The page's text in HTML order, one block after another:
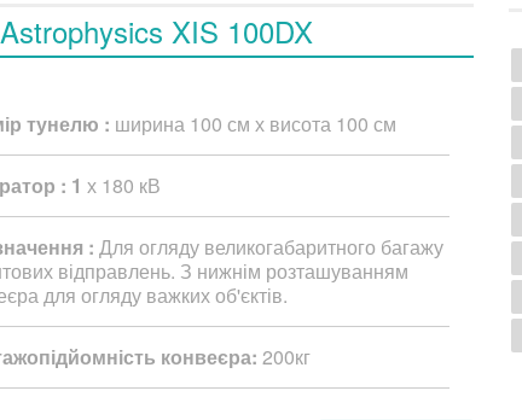
Astrophysics XIS 100DX
тунелю : ширина 100 см х висота 100 см
: 1 х 180 кВ
: Для огляду великогабаритного багажу
відправлень. З нижнім розташуванням
для огляду важких об'єктів.
конвеєра: 200кг